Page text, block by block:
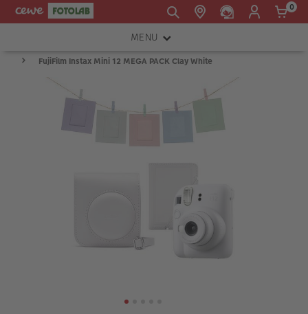
E-mail:
0
MENU
FOTOAPARÁTY
TLAČIARNE A SKENERY
FujiFilm Instax Mini 12 MEGA PACK Clay White